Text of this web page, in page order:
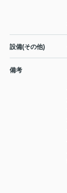
設備(その他)
備考